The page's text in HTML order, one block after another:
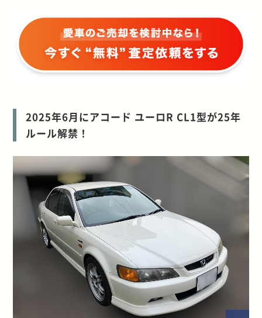
2025年6月にアコード ユーロR CL1型が25年
ルール解禁！